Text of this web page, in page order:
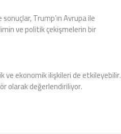
Trump’ın Avrupa ile
ve politik çekişmelerin bir
ve ekonomik ilişkileri de etkileyebilir.
olarak değerlendiriliyor.